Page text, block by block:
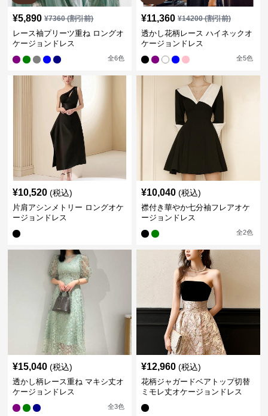
¥5,890 ¥7360(割引前)
レース袖プリーツ重ね ロングオ
ケージョンドレス
全6色
¥11,360 ¥14200(割引前)
透かし花柄レース ハイネックオ
ケージョンドレス
全5色
¥10,520 (税込)
片肩アシンメトリー ロングオケ
ージョンドレス
¥10,040 (税込)
襟付き華やか七分袖フレアオケ
ージョンドレス
全2色
¥15,040 (税込)
透かし柄レース重ね マキシ丈オ
ケージョンドレス
全3色
¥12,960 (税込)
花柄ジャガードベアトップ切替
ミモレ丈オケージョンドレス